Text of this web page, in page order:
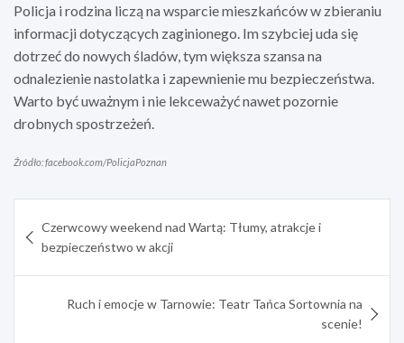
Policja i rodzina liczą na wsparcie mieszkańców w zbieraniu
informacji dotyczących zaginionego. Im szybciej uda się
dotrzeć do nowych śladów, tym większa szansa na
odnalezienie nastolatka i zapewnienie mu bezpieczeństwa.
Warto być uważnym i nie lekceważyć nawet pozornie
drobnych spostrzeżeń.
Źródło: facebook.com/PolicjaPoznan
wpisu
Czerwcowy weekend nad Wartą: Tłumy, atrakcje i
bezpieczeństwo w akcji
Ruch i emocje w Tarnowie: Teatr Tańca Sortownia na
scenie!